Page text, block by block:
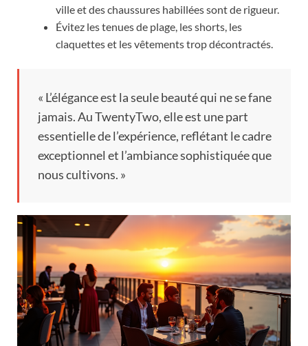
ville et des chaussures habillées sont de rigueur.
Évitez les tenues de plage, les shorts, les
claquettes et les vêtements trop décontractés.
« L’élégance est la seule beauté qui ne se fane
jamais. Au TwentyTwo, elle est une part
essentielle de l’expérience, reflétant le cadre
exceptionnel et l’ambiance sophistiquée que
nous cultivons. »